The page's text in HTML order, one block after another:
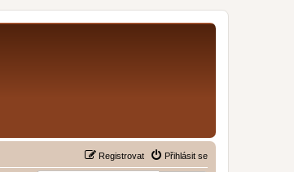
Přihlásit se
Registrovat